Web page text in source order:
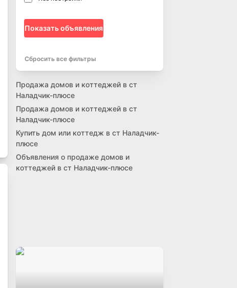
Показать объявления
Сбросить все фильтры
Продажа домов и коттеджей в ст
Наладчик-плюсе
Продажа домов и коттеджей в ст
Наладчик-плюсе
Купить дом или коттедж в ст Наладчик-
плюсе
Объявления о продаже домов и
коттеджей в ст Наладчик-плюсе